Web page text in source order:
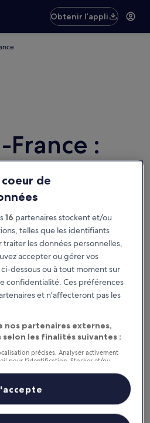
Obtenir l’appli
:
location
et offres
et restitution
et restitution
différent
21 août
Restitution
de
16 partenaires stockent et/ou
telles que les identifiants
les données personnelles,
accepter ou gérer vos
dessous ou à tout moment sur
confidentialité. Ces préférences
et n’affecteront pas les
nos partenaires externes,
les finalités suivantes :
précises. Analyser activement
pour l’identification. Stocker et/ou
des publicités et du contenu,
de services.